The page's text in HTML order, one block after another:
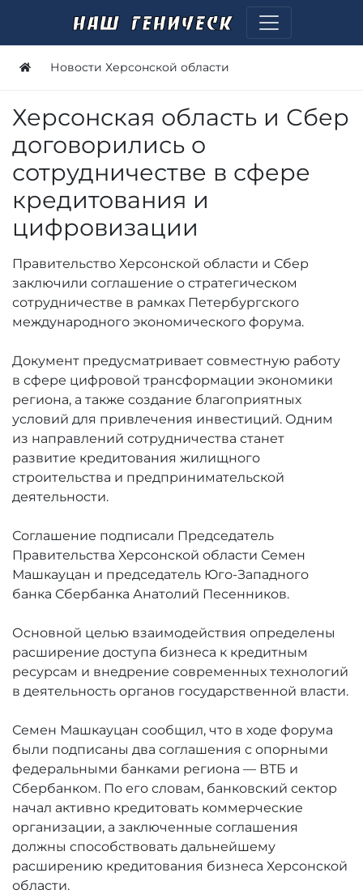
Новости Херсонской области
Херсонская область и Сбер
договорились о
сотрудничестве в сфере
кредитования и
цифровизации
Правительство Херсонской области и Сбер
заключили соглашение о стратегическом
сотрудничестве в рамках Петербургского
международного экономического форума.
Документ предусматривает совместную работу
в сфере цифровой трансформации экономики
региона, а также создание благоприятных
условий для привлечения инвестиций. Одним
из направлений сотрудничества станет
развитие кредитования жилищного
строительства и предпринимательской
деятельности.
Соглашение подписали Председатель
Правительства Херсонской области Семен
Машкауцан и председатель Юго-Западного
банка Сбербанка Анатолий Песенников.
Основной целью взаимодействия определены
расширение доступа бизнеса к кредитным
ресурсам и внедрение современных технологий
в деятельность органов государственной власти.
Семен Машкауцан сообщил, что в ходе форума
были подписаны два соглашения с опорными
федеральными банками региона — ВТБ и
Сбербанком. По его словам, банковский сектор
начал активно кредитовать коммерческие
организации, а заключенные соглашения
должны способствовать дальнейшему
расширению кредитования бизнеса Херсонской
области.